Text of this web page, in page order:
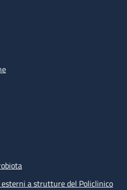
a strutture del Policlinico